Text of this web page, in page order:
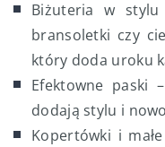
Biżuteria w stylu
bransoletki czy
który doda uroku
Efektowne paski
dodają stylu i
Kopertówki i